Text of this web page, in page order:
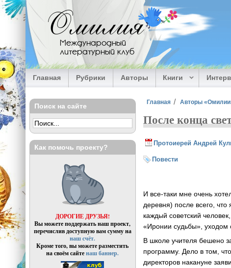
Перейти к основному содержанию
Омилия
Международный
литературный клуб
Главная Рубрики Авторы Книги
Вы здесь
Главная Авторы
После конца
Протоиерей Андрей
Повести
И все-таки мне очень
деревня) после всего,
каждый советский
«Иронии судьбы», уходом
В школе учителя бешено
программу. Дело в том,
директоров накануне
Поиск на сайте
Как помочь проекту?
ДОРОГИЕ ДРУЗЬЯ!
Вы можете поддержать наш проект,
перечислив доступную вам сумму на
наш счёт.
Кроме того, вы можете разместить
на своём сайтенаш баннер.